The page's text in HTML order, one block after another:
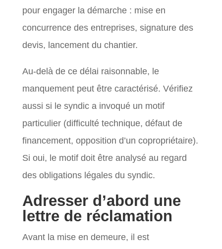
pour engager la démarche : mise en
concurrence des entreprises, signature des
devis, lancement du chantier.
Au-delà de ce délai raisonnable, le
manquement peut être caractérisé. Vérifiez
aussi si le syndic a invoqué un motif
particulier (difficulté technique, défaut de
financement, opposition d’un copropriétaire).
Si oui, le motif doit être analysé au regard
des obligations légales du syndic.
Adresser d’abord une
lettre de réclamation
Avant la mise en demeure, il est